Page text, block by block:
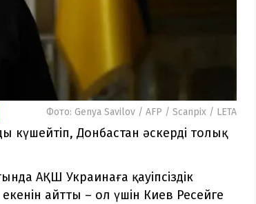
Фото: Genya Savilov / AFP / Scanpix / LETA
Донбастан әскерді толық
АҚШ Украинаға қауіпсіздік
айтты – ол үшін Киев Ресейге